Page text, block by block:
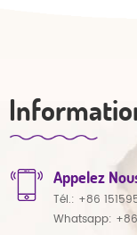
Appelez
Tél.: +86
Whatsapp: